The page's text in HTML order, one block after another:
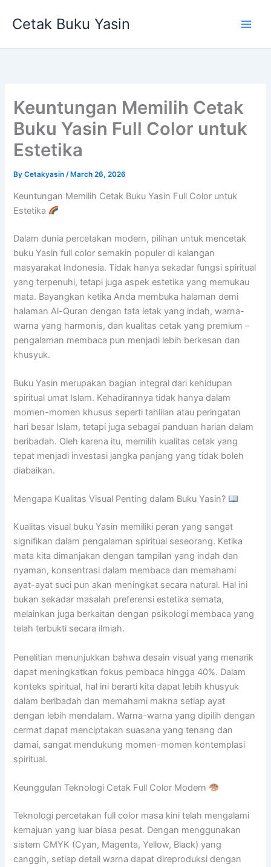
Cetak Buku Yasin
Keuntungan Memilih Cetak
Buku Yasin Full Color untuk
Estetika
ByCetakyasin/ March 26, 2026
Keuntungan Memilih Cetak Buku Yasin Full Color untuk
Estetika
Dalam dunia percetakan modern, pilihan untuk mencetak
buku Yasin full color semakin populer di kalangan
masyarakat Indonesia. Tidak hanya sekadar fungsi spiritual
yang terpenuhi, tetapi juga aspek estetika yang memukau
mata. Bayangkan ketika Anda membuka halaman demi
halaman Al-Quran dengan tata letak yang indah, warna-
warna yang harmonis, dan kualitas cetak yang premium –
pengalaman membaca pun menjadi lebih berkesan dan
khusyuk.
Buku Yasin merupakan bagian integral dari kehidupan
spiritual umat Islam. Kehadirannya tidak hanya dalam
momen-momen khusus seperti tahlilan atau peringatan
hari besar Islam, tetapi juga sebagai panduan harian dalam
beribadah. Oleh karena itu, memilih kualitas cetak yang
tepat menjadi investasi jangka panjang yang tidak boleh
diabaikan.
Mengapa Kualitas Visual Penting dalam Buku Yasin?
Kualitas visual buku Yasin memiliki peran yang sangat
signifikan dalam pengalaman spiritual seseorang. Ketika
mata kita dimanjakan dengan tampilan yang indah dan
nyaman, konsentrasi dalam membaca dan memahami
ayat-ayat suci pun akan meningkat secara natural. Hal ini
bukan sekadar masalah preferensi estetika semata,
melainkan juga berkaitan dengan psikologi membaca yang
telah terbukti secara ilmiah.
Penelitian menunjukkan bahwa desain visual yang menarik
dapat meningkatkan fokus pembaca hingga 40%. Dalam
konteks spiritual, hal ini berarti kita dapat lebih khusyuk
dalam beribadah dan memahami makna setiap ayat
dengan lebih mendalam. Warna-warna yang dipilih dengan
cermat dapat menciptakan suasana yang tenang dan
damai, sangat mendukung momen-momen kontemplasi
spiritual.
Keunggulan Teknologi Cetak Full Color Modern
Teknologi percetakan full color masa kini telah mengalami
kemajuan yang luar biasa pesat. Dengan menggunakan
sistem CMYK (Cyan, Magenta, Yellow, Black) yang
canggih, setiap detail warna dapat direproduksi dengan